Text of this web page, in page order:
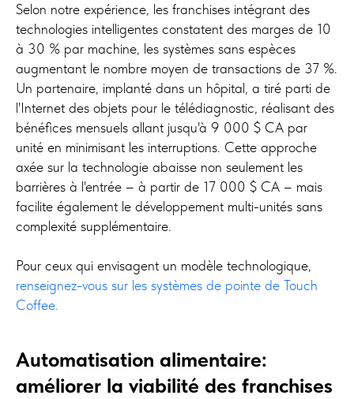
Selon notre expérience, les franchises intégrant des
technologies intelligentes constatent des marges de 10
à 30 % par machine, les systèmes sans espèces
augmentant le nombre moyen de transactions de 37 %.
Un partenaire, implanté dans un hôpital, a tiré parti de
l'Internet des objets pour le télédiagnostic, réalisant des
bénéfices mensuels allant jusqu'à 9 000 $ CA par
unité en minimisant les interruptions. Cette approche
axée sur la technologie abaisse non seulement les
barrières à l'entrée – à partir de 17 000 $ CA – mais
facilite également le développement multi-unités sans
complexité supplémentaire.
Pour ceux qui envisagent un modèle technologique,
renseignez-vous sur les systèmes de pointe de Touch
Coffee.
Automatisation alimentaire:
améliorer la viabilité des franchises